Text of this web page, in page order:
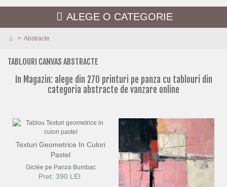
ALEGE O CATEGORIE
MODELE NOI
PEISAJE
DECORATIVE
> Abstracte
TABLOURI CANVAS ABSTRACTE
In Magazin: alege din 270 printuri pe panza cu tablouri din
categoria abstracte de vanzare online
Texturi Geometrice In Culori
Pastel
Giclée pe Panza Bumbac
Pret: 390 LEI